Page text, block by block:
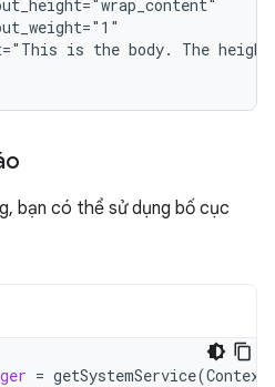
is the body. The height
bạn có thể sử dụng bố cục
= getSystemService(Context